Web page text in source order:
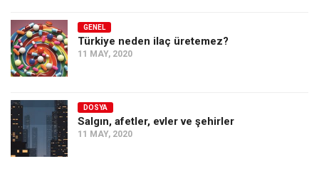
GENEL
Türkiye neden ilaç üretemez?
11 MAY, 2020
DOSYA
Salgın, afetler, evler ve şehirler
11 MAY, 2020